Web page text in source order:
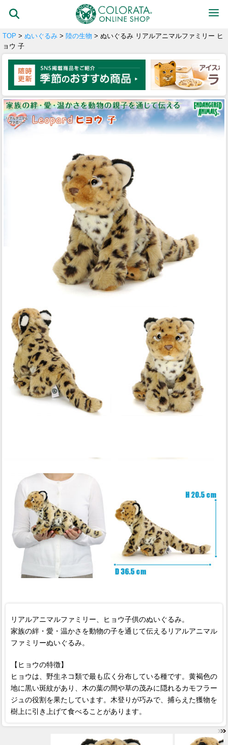
TOP > ぬいぐるみ > 陸の生物 > ぬいぐるみ リアルアニマルファミリー ヒ
ョウ 子
リアルアニマルファミリー、ヒョウ子供のぬいぐるみ。
家族の絆・愛・温かさを動物の子を通じて伝えるリアルアニマル
ファミリーぬいぐるみ。
【ヒョウの特徴】
ヒョウは、野生ネコ類で最も広く分布している種です。黄褐色の
地に黒い斑紋があり、木の葉の間や草の茂みに隠れるカモフラー
ジュの役割を果たしています。木登りが巧みで、捕らえた獲物を
樹上に引き上げて食べることがあります。